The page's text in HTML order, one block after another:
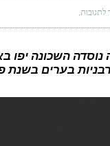
לתגובות
מתארגנים
משפחתית
השכונה
בערים